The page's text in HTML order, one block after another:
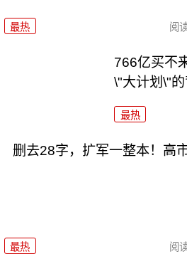
最热 阅
766亿买不
\"大计划\"
最热
删去28字，扩军一整本！高
最热 阅